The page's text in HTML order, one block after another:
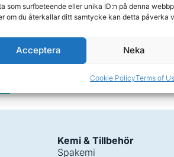
som surfbeteende eller unika ID:n på denna
om du återkallar ditt samtycke kan detta påverka
Acceptera Neka
Cookie PolicyTerms of
Kemi & Tillbehör
Spakemi